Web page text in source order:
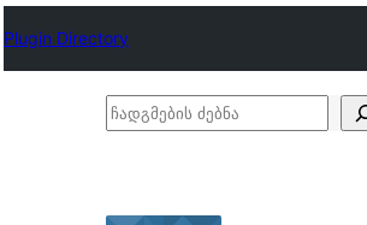
Plugin Directory
ჩადგმების